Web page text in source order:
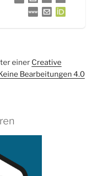
einer Creative
Bearbeitungen 4.0